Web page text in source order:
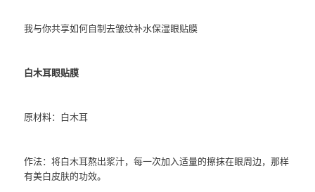
我与你共享如何自制去皱纹补水保湿眼贴膜
白木耳眼贴膜
原材料：白木耳
作法：将白木耳熬出浆汁，每一次加入适量的擦抹在眼周边，那样
有美白皮肤的功效。